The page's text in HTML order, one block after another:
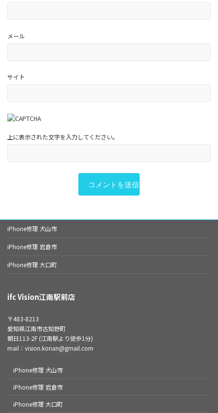
メール
サイト
上に表示された文字を入力してください。
iPhone修理 犬山市
iPhone修理 岩倉市
iPhone修理 大口町
ifc Vision江南駅前店
〒483-8213
愛知県江南市古知野町
朝日113-2F (江南駅より徒歩1分)
mail：vision.konan@gmail.com
iPhone修理 犬山市
iPhone修理 岩倉市
iPhone修理 大口町